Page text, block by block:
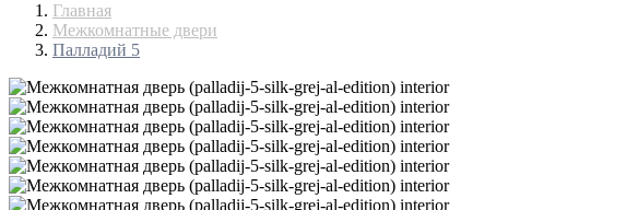
Главная
Межкомнатные двери
Палладий 5